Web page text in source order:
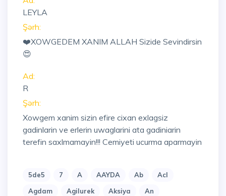
LEYLA
Şərh:
❤️XOWGEDEM XANIM ALLAH Sizide Sevindirsin
😍
Ad:
R
Şərh:
Xowgem xanim sizin efire cixan exlagsiz
gadinlarin ve erlerin uwaglarini ata gadiniarin
terefin saxlmamayin!!! Cemiyeti ucurma aparmayin
5de5 7 A AAYDA Ab
Acl
Agdam
Agilurek Aksiya
An